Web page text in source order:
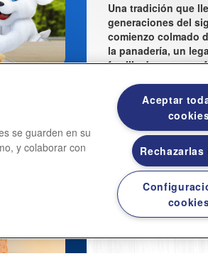
DEL
Una tradición que
generaciones del
comienzo colmado
la panadería, un
familia de nuestros
se guarden en su
y colaborar con
Aceptar